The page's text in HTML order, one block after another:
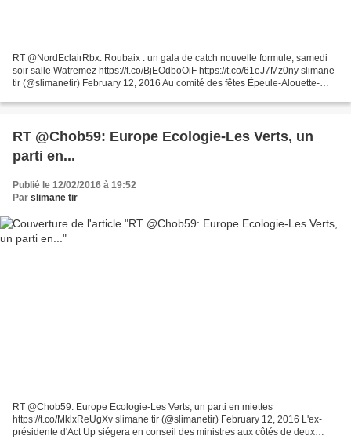
RT @NordEclairRbx: Roubaix : un gala de catch nouvelle formule, samedi
soir salle Watremez https://t.co/BjEOdboOiF https://t.co/61eJ7Mz0ny slimane
tir (@slimanetir) February 12, 2016 Au comité des fêtes Épeule-Alouette-
RT @Chob59: Europe Ecologie-Les Verts, un
parti en...
Publié le 12/02/2016 à 19:52
Par slimane tir
RT @Chob59: Europe Ecologie-Les Verts, un parti en miettes
https://t.co/MklxReUgXv slimane tir (@slimanetir) February 12, 2016 L'ex-
présidente d'Act Up siégera en conseil des ministres aux côtés de deux